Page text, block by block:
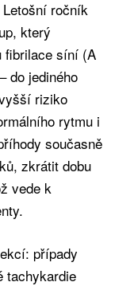
ročník
který
fibrilace síní (A
do jediného
riziko
rytmu i
současně
zkrátit dobu
vede k
případy
tachykardie